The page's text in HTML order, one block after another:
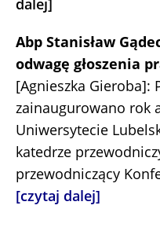
dalej]
Abp Stanisław
odwagę głoszenia
[Agnieszka Gieroba]:
zainaugurowano rok
Uniwersytecie
katedrze
przewodniczący
[czytaj dalej]